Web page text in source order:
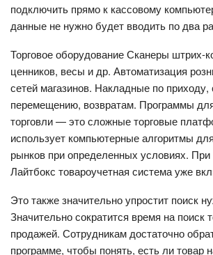
подключить прямо к кассовому
данные не нужно будет вводить по два
Торговое оборудование Сканеры штрих-
ценников, весы и др. Автоматизация
сетей магазинов. Накладные по приходу,
перемещению, возвратам. Программы
торговли — это сложные торговые
использует компьютерные алгоритмы
рынков при определенных условиях.
Лайтбокс товароучетная система уже
Это также значительно упростит поиск
Значительно сократится время на поиск
продажей. Сотрудникам достаточно
программе, чтобы понять, есть ли товар